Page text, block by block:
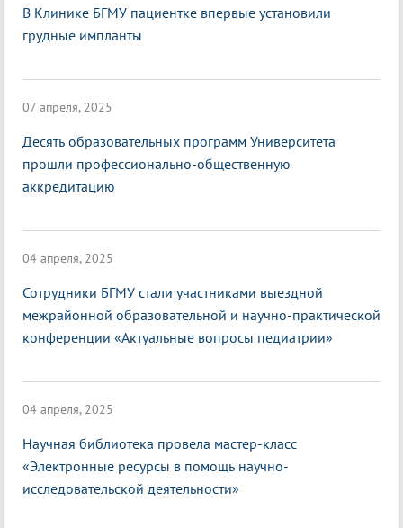
В Клинике БГМУ пациентке впервые установили
грудные импланты
07 апреля, 2025
Десять образовательных программ Университета
прошли профессионально-общественную
аккредитацию
04 апреля, 2025
Сотрудники БГМУ стали участниками выездной
межрайонной образовательной и научно-практической
конференции «Актуальные вопросы педиатрии»
04 апреля, 2025
Научная библиотека провела мастер-класс
«Электронные ресурсы в помощь научно-
исследовательской деятельности»